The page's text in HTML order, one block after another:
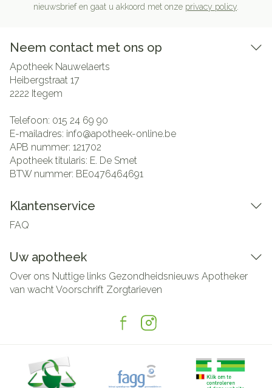
nieuwsbrief en gaat u akkoord met onze privacy policy
Neem contact met ons op
Apotheek Nauwelaerts
Heibergstraat 17
2222 Itegem
Telefoon: 015 24 69 90
E-mailadres: info@apotheek-online.be
APB nummer: 121702
Apotheek titularis: E. De Smet
BTW nummer: BE0476464691
Klantenservice
FAQ
Uw apotheek
Over ons Nuttige links Gezondheidsnieuws Apotheker
van wachtVoorschrift Zorgtarieven